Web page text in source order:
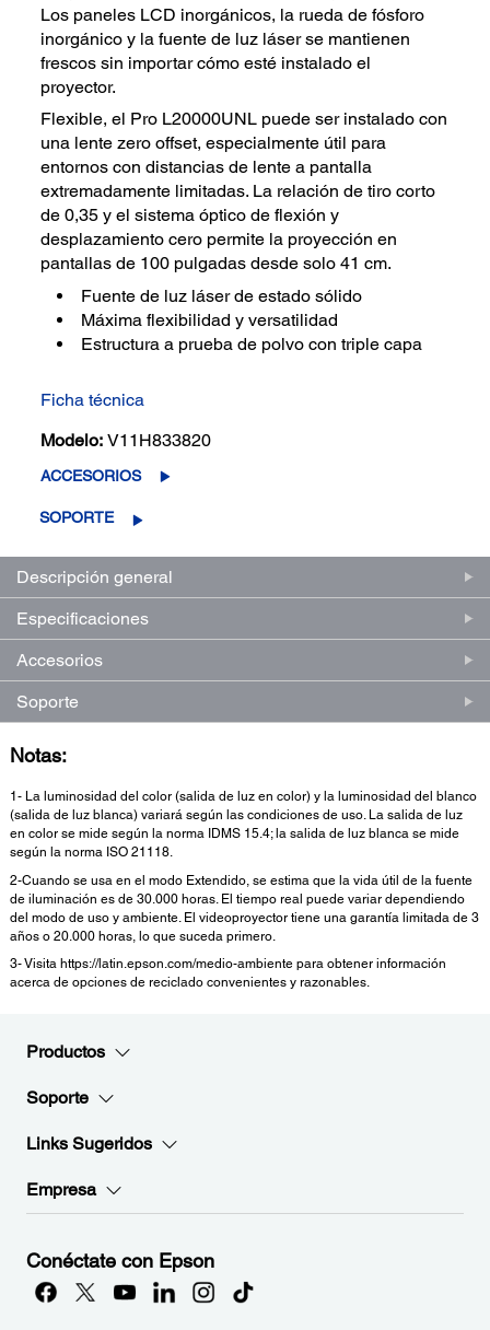
Los paneles LCD inorgánicos, la rueda de fósforo
inorgánico y la fuente de luz láser se mantienen
frescos sin importar cómo esté instalado el
proyector.
Flexible, el Pro L20000UNL puede ser instalado con
una lente zero offset, especialmente útil para
entornos con distancias de lente a pantalla
extremadamente limitadas. La relación de tiro corto
de 0,35 y el sistema óptico de flexión y
desplazamiento cero permite la proyección en
pantallas de 100 pulgadas desde solo 41 cm.
Fuente de luz láser de estado sólido
Máxima flexibilidad y versatilidad
Estructura a prueba de polvo con triple capa
Ficha técnica
Modelo: V11H833820
ACCESORIOS
SOPORTE
Descripción general
Especificaciones
Accesorios
Soporte
Notas:
1- La luminosidad del color (salida de luz en color) y la luminosidad del blanco
(salida de luz blanca) variará según las condiciones de uso. La salida de luz
en color se mide según la norma IDMS 15.4; la salida de luz blanca se mide
según la norma ISO 21118.
2-Cuando se usa en el modo Extendido, se estima que la vida útil de la fuente
de iluminación es de 30.000 horas. El tiempo real puede variar dependiendo
del modo de uso y ambiente. El videoproyector tiene una garantía limitada de 3
años o 20.000 horas, lo que suceda primero.
3- Visita https://latin.epson.com/medio-ambiente para obtener información
acerca de opciones de reciclado convenientes y razonables.
Productos
Soporte
Links Sugeridos
Empresa
Conéctate con Epson